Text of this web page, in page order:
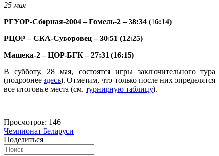
25 мая
РГУОР-Сборная-2004 – Гомель-2 – 38:34 (16:14)
РЦОР – СКА-Суворовец – 30:51 (12:25)
Машека-2 – ЦОР-БГК – 27:31 (16:15)
В субботу, 28 мая, состоятся игры заключительного тура
(подробнеездесь). Отметим, что только после них определятся
все итоговые места (см. турнирную таблицу).
Просмотров: 146
Чемпионат Беларуси
Поделиться